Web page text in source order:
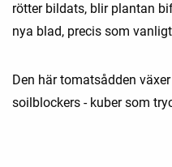
rötter bildats, blir plantan
nya blad, precis som
Den här tomatsådden
soilblockers - kuber som